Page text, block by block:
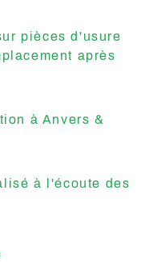
pièces d'usure
après
à Anvers &
à l'écoute des